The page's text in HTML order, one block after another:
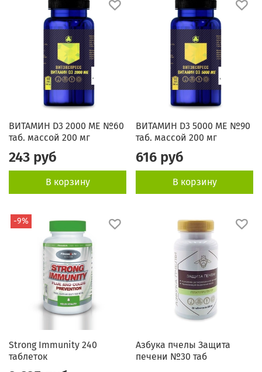
ВИТАМИН D3 2000 МЕ №60
таб. массой 200 мг
243 руб
В корзину
ВИТАМИН D3 5000 МЕ №90
таб. массой 200 мг
616 руб
В корзину
-9%
Strong Immunity 240
таблеток
Азбука пчелы Защита
печени №30 таб